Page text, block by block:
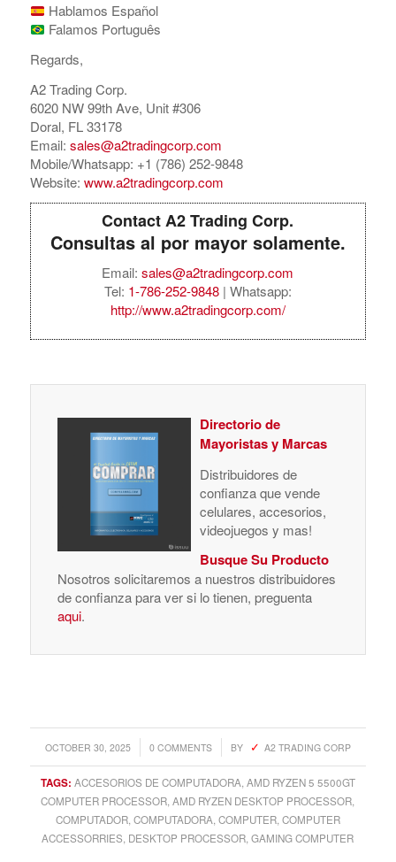
Hablamos Español
Falamos Português
Regards,
A2 Trading Corp.
6020 NW 99th Ave, Unit #306
Doral, FL 33178
Email: sales@a2tradingcorp.com
Mobile/Whatsapp: +1 (786) 252-9848
Website: www.a2tradingcorp.com
Contact A2 Trading Corp.
Consultas al por mayor solamente.
Email:sales@a2tradingcorp.com
Tel: 1-786-252-9848| Whatsapp:
http://www.a2tradingcorp.com/
Directorio de
Mayoristas y Marcas
Distribuidores de
confianza que vende
celulares, accesorios,
videojuegos y mas!
Busque Su Producto
Nosotros solicitaremos a nuestros distribuidores
de confianza para ver si lo tienen, preguenta
aqui.
OCTOBER 30, 2025
/ 0 COMMENTS
/ BY A2 TRADING CORP
TAGS: ACCESORIOS DE COMPUTADORA AMD RYZEN 5 5500GT
COMPUTER PROCESSOR ,AMD RYZEN DESKTOP PROCESSOR
COMPUTADOR, COMPUTADORA COMPUTER, COMPUTER
ACCESSORRIES DESKTOP PROCESSOR ,GAMING COMPUTER